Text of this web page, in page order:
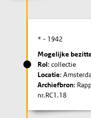
* - 1942
Mogelijke
Rol: collectie
Locatie:
Archiefbron:
nr.RC1.18